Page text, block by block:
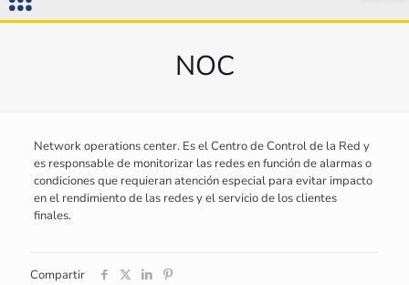
NOC
Network operations center. Es el Centro de Control de la Red y
es responsable de monitorizar las redes en función de alarmas o
condiciones que requieran atención especial para evitar impacto
en el rendimiento de las redes y el servicio de los clientes
finales.
Compartir